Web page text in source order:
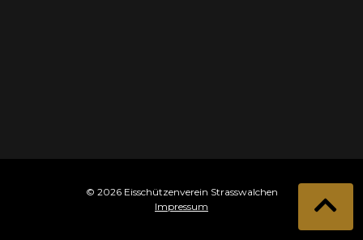
© 2026 Eisschützenverein Strasswalchen
Impressum